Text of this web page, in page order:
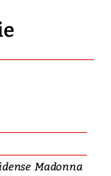
Madonna